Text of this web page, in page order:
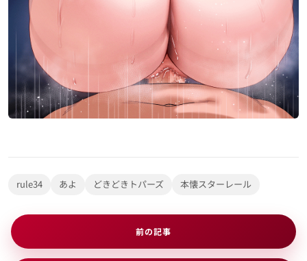
芸者ポルノ
便利リンク
プライバシーポリシー
DMCA
rule34 あよ どきどきトパーズ 本懐スターレール
前の記事